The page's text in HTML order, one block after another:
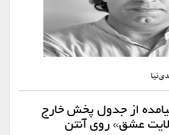
از جدول پخش خارج
عشق» روی آنتن